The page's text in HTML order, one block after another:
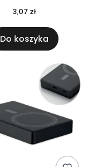
3,07 zł
Do koszyka